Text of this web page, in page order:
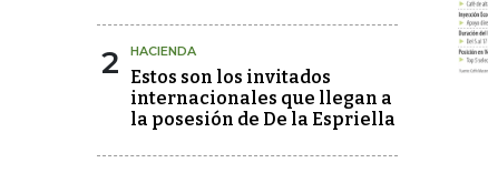
2 HACIENDA
Estos son los invitados
internacionales que llegan a
la posesión de De la Espriella